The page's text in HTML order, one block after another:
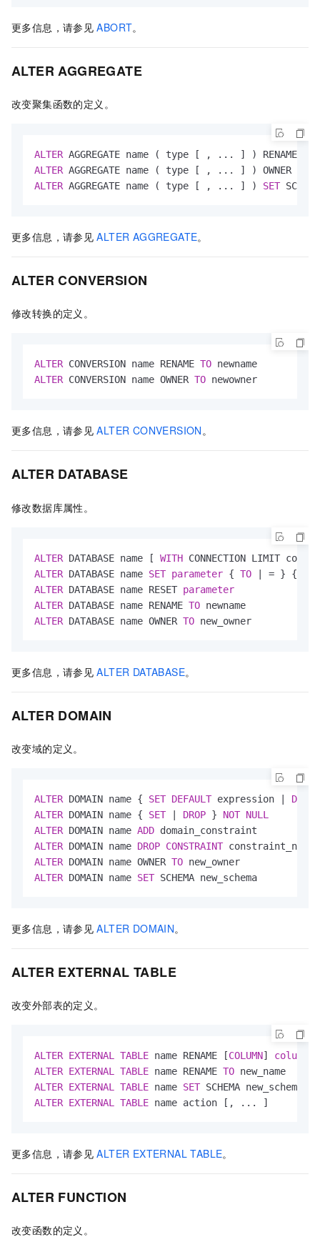
更多信息，请参见 ABORT。
ALTER AGGREGATE
改变聚集函数的定义。
ALTER AGGREGATE name ( type [ , ... ] ) RENAME
ALTER AGGREGATE name ( type [ , ... ] ) OWNER
ALTER AGGREGATE name ( type [ , ... ] ) SET
更多信息，请参见 ALTER AGGREGATE。
ALTER CONVERSION
修改转换的定义。
ALTER CONVERSION name RENAME TO
ALTER CONVERSION name OWNER TO newowner
更多信息，请参见 ALTER CONVERSION。
ALTER DATABASE
修改数据库属性。
ALTER DATABASE name [ WITH
ALTER DATABASE name SET parameter { TO | = } {
ALTER DATABASE name RESET parameter
ALTER DATABASE name RENAME TO
ALTER DATABASE name OWNER TO new_owner
更多信息，请参见 ALTER DATABASE。
ALTER DOMAIN
改变域的定义。
ALTER DOMAIN name { SET DEFAULT expression
DROP
ALTER DOMAIN name { SET DROP } NOT NULL
ALTER DOMAIN name ADD
ALTER DOMAIN name DROP CONSTRAINT constraint_name
ALTER DOMAIN name OWNER TO
ALTER DOMAIN name SET SCHEMA new_schema
更多信息，请参见 ALTER DOMAIN。
ALTER EXTERNAL TABLE
改变外部表的定义。
ALTER EXTERNAL TABLE name RENAME [COLUMN] column
ALTER EXTERNAL TABLE name RENAME TO
ALTER EXTERNAL TABLE name SET
ALTER EXTERNAL TABLE name action [, ... ]
更多信息，请参见 ALTER EXTERNAL TABLE。
ALTER FUNCTION
改变函数的定义。